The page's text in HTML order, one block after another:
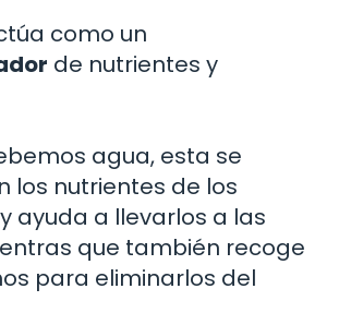
como un
de nutrientes y
agua, esta se
los nutrientes de los
ayuda a llevarlos a las
que también recoge
para eliminarlos del